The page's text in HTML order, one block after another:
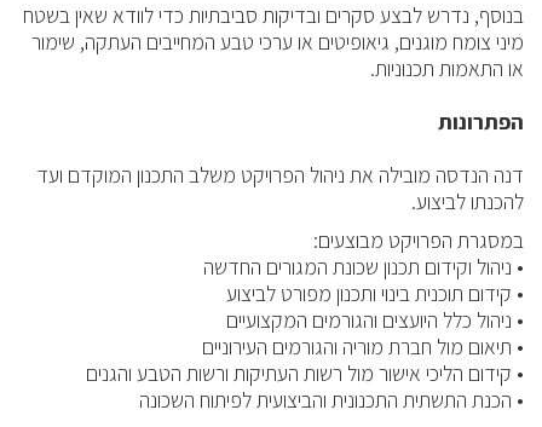
בנוסף, נדרש לבצע סקרים ובדיקות סביבתיות כדי לוודא שאין בשטח
מיני צומח מוגנים, גיאופיטים או ערכי טבע המחייבים העתקה, שימור
או התאמות תכנוניות.
הפתרונות
דנה הנדסה מובילה את ניהול הפרויקט משלב התכנון המוקדם ועד
להכנתו לביצוע.
במסגרת הפרויקט מבוצעים:
• ניהול וקידום תכנון שכונת המגורים החדשה
• קידום תוכנית בינוי ותכנון מפורט לביצוע
• ניהול כלל היועצים והגורמים המקצועיים
• תיאום מול חברת מוריה והגורמים העירוניים
• קידום הליכי אישור מול רשות העתיקות ורשות הטבע והגנים
• הכנת התשתית התכנונית והביצועית לפיתוח השכונה